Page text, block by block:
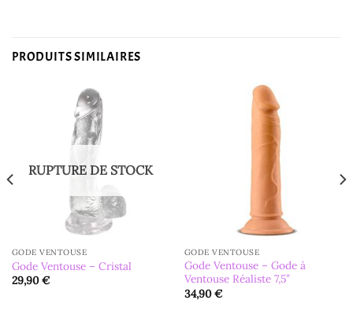
PRODUITS SIMILAIRES
RUPTURE DE STOCK
GODE VENTOUSE
Gode Ventouse – Cristal
29,90€
GODE VENTOUSE
Gode Ventouse – Gode à
Ventouse Réaliste 7,5″
34,90€